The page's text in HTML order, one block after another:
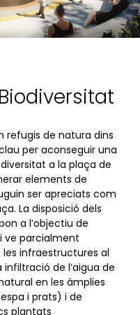
refugis de natura dins
per aconseguir una
a la plaça de
elements de
ser apreciats com
La disposició dels
a l’objectiu de
ve parcialment
infraestructures al
de l’aigua de
en les àmplies
i prats) i de
plantats